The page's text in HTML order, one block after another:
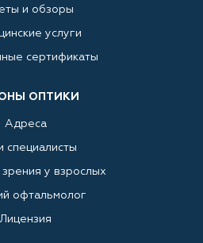
и обзоры
услуги
сертификаты
ОПТИКИ
Адреса
специалисты
у взрослых
офтальмолог
Лицензия